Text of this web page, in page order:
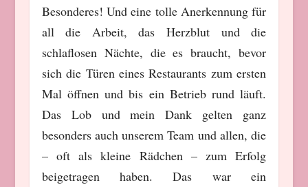
Besonderes! Und eine tolle Anerkennung für
all die Arbeit, das Herzblut und die
schlaflosen Nächte, die es braucht, bevor
sich die Türen eines Restaurants zum ersten
Mal öffnen und bis ein Betrieb rund läuft.
Das Lob und mein Dank gelten ganz
besonders auch unserem Team und allen, die
– oft als kleine Rädchen – zum Erfolg
beigetragen haben. Das war ein